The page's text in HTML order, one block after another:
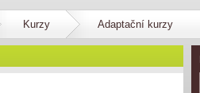
Kurzy Adaptační kurzy